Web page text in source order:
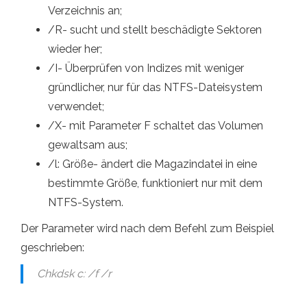
Verzeichnis an;
/R- sucht und stellt beschädigte Sektoren
wieder her;
/I- Überprüfen von Indizes mit weniger
gründlicher, nur für das NTFS-Dateisystem
verwendet;
/X- mit Parameter F schaltet das Volumen
gewaltsam aus;
/l: Größe- ändert die Magazindatei in eine
bestimmte Größe, funktioniert nur mit dem
NTFS-System.
Der Parameter wird nach dem Befehl zum Beispiel
geschrieben:
Chkdsk c: /f /r